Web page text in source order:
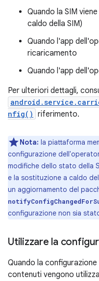
Quando la SIM
caldo della SIM)
Quando l'app
ricaricamento
Quando l'app
Per ulteriori dettagli,
nfig() riferimento.
Nota: la piattaforma
configurazione
modifiche dello stato della
e la sostituzione a caldo
un aggiornamento del
configurazione non sia
Utilizzare la
Quando la
contenuti vengono